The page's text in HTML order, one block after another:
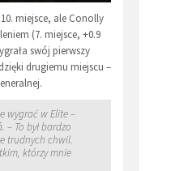
miejsce, ale Conolly
(7. miejsce, +0.9
swój pierwszy
drugiemu miejscu –
wygrać w Elite –
– To był bardzo
trudnych chwil.
którzy mnie